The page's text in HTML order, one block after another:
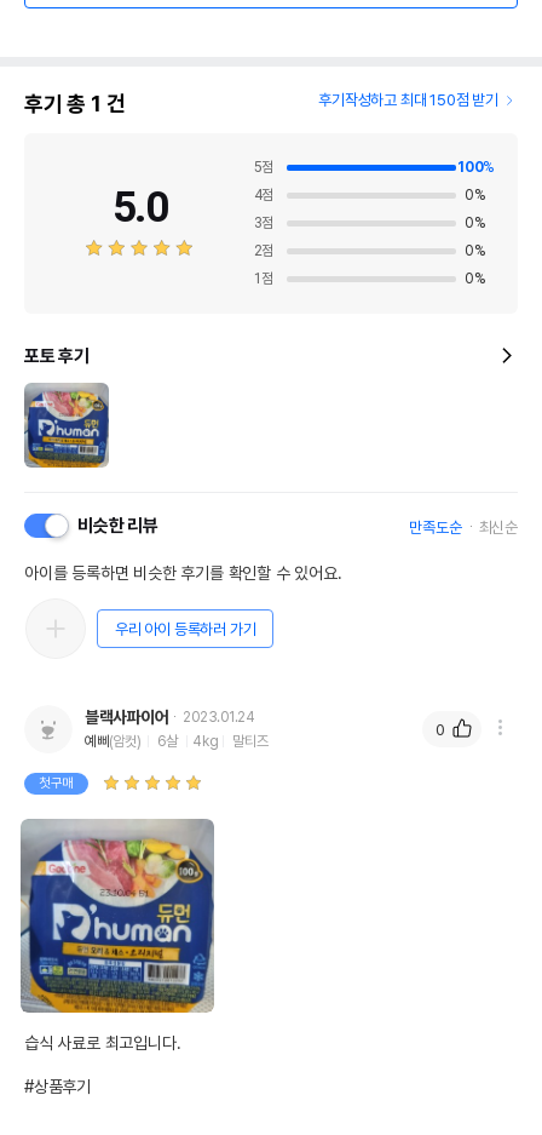
후기 총 1 건 후기작성하고 최대 150점 받기
5.0
5점 100%
4점 0%
3점 0%
2점 0%
1 점 0%
포토 후기
비슷한 리뷰 만족도순 최신순
아이를 등록하면 비슷한 후기를 확인할 수 있어요.
우리 아이 등록하러 가기
블랙사파이어
2023.01.24
예삐 (암컷) 6살 4kg 말티즈
첫구매
습식 사료로 최고입니다.
#상품후기
0